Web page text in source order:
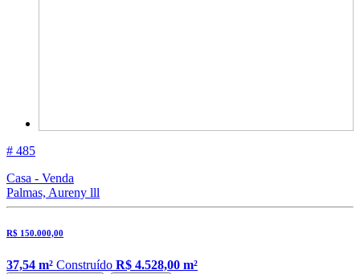
# 485
Casa - Venda
Palmas, Aureny lll
R$ 150.000,00
37,54 m² Construído R$ 4.528,00 m²